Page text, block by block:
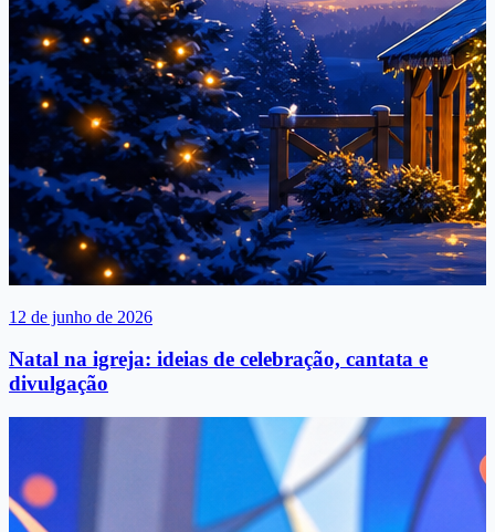
12 de junho de 2026
Natal na igreja: ideias de celebração, cantata e
divulgação